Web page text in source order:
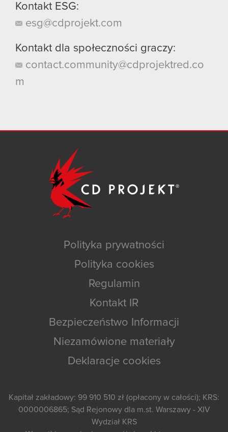
Kontakt ESG:
esg@cdprojekt.com
Kontakt dla społeczności graczy:
contact.community@cdprojektred.co
m
Polityka prywatności
Polityka cookies
Regulamin
Kontakt IR
Bezpieczeństwo Informacji
Niezamówione materiały
Deklaracje cookies
Kapitał zakładowy: 99 910 510 zł (opłacony w całości); KRS:
0000006865; Sąd Rejonowy dla m.st. Warszawy - XIV
Wydział KRS